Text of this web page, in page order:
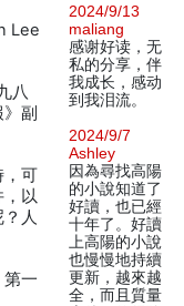
Lee
八
副
，可
以
人
一
2024/9/13
maliang
感谢好读，无
私的分享，伴
我成长，感动
到我泪流。
2024/9/7
Ashley
因為尋找高陽
的小說知道了
好讀，也已經
十年了。好讀
上高陽的小說
也慢慢地持續
更新，越來越
全，而且質量